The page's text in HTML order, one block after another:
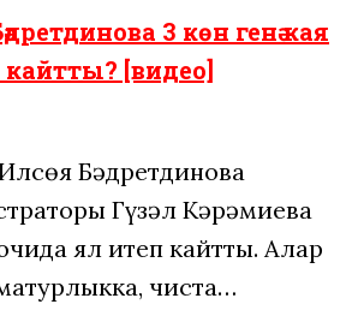
3 көн генә кая
кайтты? [видео]
Бәдретдинова
Гүзәл Кәрәмиева
ял итеп кайтты. Алар
чиста…